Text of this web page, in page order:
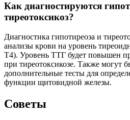
Как диагностируются
тиреотоксикоз?
Диагностика гипотиреоза и
анализы крови на уровень
Т4). Уровень ТТГ будет повышен
при тиреотоксикозе. Также могут
дополнительные тесты для
функции щитовидной железы.
Советы